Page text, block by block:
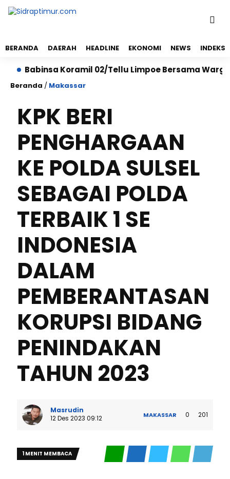
BERANDA DAERAH HEADLINE EKONOMI NEWS INDEKS
Babinsa Koramil 02/Tellu Limpoe Bersama Warga
Beranda / Makassar
KPK BERI
PENGHARGAAN
KE POLDA SULSEL
SEBAGAI POLDA
TERBAIK 1 SE
INDONESIA
DALAM
PEMBERANTASAN
KORUPSI BIDANG
PENINDAKAN
TAHUN 2023
Masrudin
12 Des 2023 09:12
MAKASSAR 0 201
1 MENIT MEMBACA